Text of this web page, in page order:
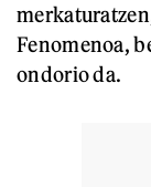
Fenomenoa,
ondorio da.